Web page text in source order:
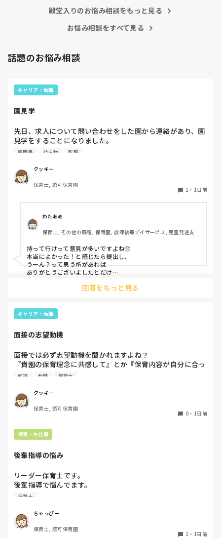
殿堂入りのお悩み相談をもっと見る
お悩み相談をすべて見る
話題のお悩み相談
キャリア・転職
園見学
先日、求人について問い合わせをした園から連絡があり、園
見学をすることになりました。
私としては求人に応募したという認識ですが、『園見学をご
問しましたが、見学なので特にありませんとのこと
このような場合は本当に見学だけで終了なのでしょうか？
でしょうか？
履歴書 持ち物 転職
クッキー
保育士, 認可保育園
1 ・ 1日前
わたあめ
保育士, その他の職種, 保育園, 放課後等デイサービス, 児童発達支援
持って行けって意見が多いですよね🥺
本当によかった！と感じたら提出し、
うーん？って思う所があれば
ありがとうございましたとだけ
回答をもっと見る
キャリア・転職
面接の志望動機
面接では必ず志望動機を聞かれますよね？
『貴園の保育理念に共感して』とか『保育内容が自分に合っ
てると思いました』等々が多いかと思いますが、実際はどう
私自身、園の雰囲気とか園の規模、保育内容は勘案しますが
正直なところ、家から通いやすいか、給与はどうか…という
ところに重きを置いています
皆さんは、志望動機をどのように答えていますか？また、本
音はどうですか？
面接 転職 保育士
クッキー
保育士, 認可保育園
0 ・ 1日前
保育・お仕事
後輩指導の悩み
リーダー保育士です。
後輩指導で悩んでます。
初めて年長を持つ後輩がいますが
いで様子見てると直前になるまで何もアクションがなかった
り
他の職員に聞いてる様子もなくて
保育士
ちゃっぴー
保育士, 認可保育園
1 ・ 1日前